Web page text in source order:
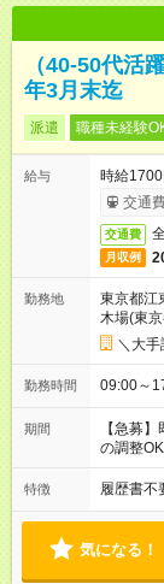
（40-50代活
年3月末迄
派遣 職種未経験
給与
時給
交通
交通費
月収例
勤務地
東京都江
木場(東
＼大
勤務時間 09:00～
期間
【急募
の調整
特徴 履歴書不
気になる！